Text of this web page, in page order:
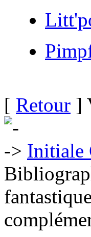
[ Retour ]
Initiale